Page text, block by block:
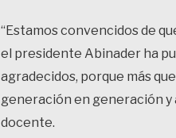
“Estamos convencidos de
el presidente Abinader ha
agradecidos, porque más
generación en generación y
docente.